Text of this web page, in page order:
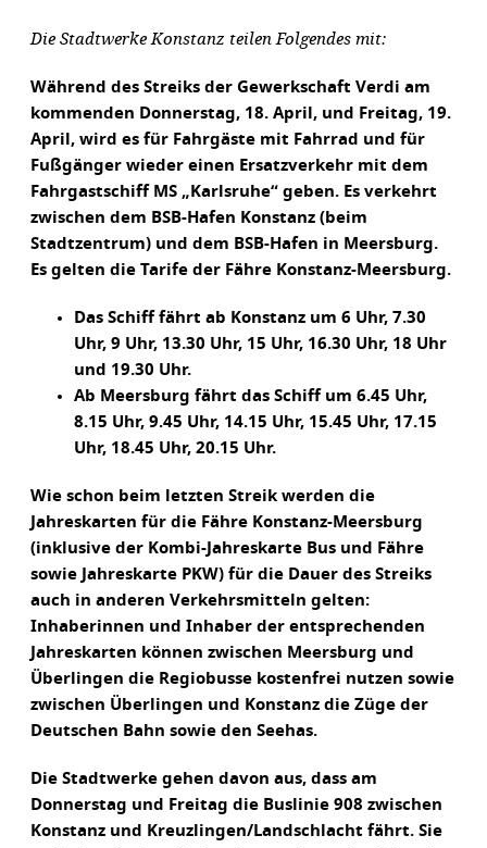
Die Stadtwerke Konstanz teilen Folgendes mit:
Während des Streiks der Gewerkschaft Verdi am
kommenden Donnerstag, 18. April, und Freitag, 19.
April, wird es für Fahrgäste mit Fahrrad und für
Fußgänger wieder einen Ersatzverkehr mit dem
Fahrgastschiff MS „Karlsruhe“ geben. Es verkehrt
zwischen dem BSB-Hafen Konstanz (beim
Stadtzentrum) und dem BSB-Hafen in Meersburg.
Es gelten die Tarife der Fähre Konstanz-Meersburg.
Das Schiff fährt ab Konstanz um 6 Uhr, 7.30
Uhr, 9 Uhr, 13.30 Uhr, 15 Uhr, 16.30 Uhr, 18 Uhr
und 19.30 Uhr.
Ab Meersburg fährt das Schiff um 6.45 Uhr,
8.15 Uhr, 9.45 Uhr, 14.15 Uhr, 15.45 Uhr, 17.15
Uhr, 18.45 Uhr, 20.15 Uhr.
Wie schon beim letzten Streik werden die
Jahreskarten für die Fähre Konstanz-Meersburg
(inklusive der Kombi-Jahreskarte Bus und Fähre
sowie Jahreskarte PKW) für die Dauer des Streiks
auch in anderen Verkehrsmitteln gelten:
Inhaberinnen und Inhaber der entsprechenden
Jahreskarten können zwischen Meersburg und
Überlingen die Regiobusse kostenfrei nutzen sowie
zwischen Überlingen und Konstanz die Züge der
Deutschen Bahn sowie den Seehas.
Die Stadtwerke gehen davon aus, dass am
Donnerstag und Freitag die Buslinie 908 zwischen
Konstanz und Kreuzlingen/Landschlacht fährt. Sie